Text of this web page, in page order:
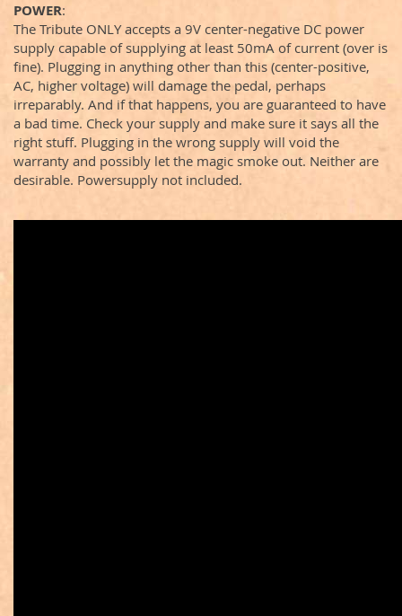
POWER:
The Tribute ONLY accepts a 9V center-negative DC power
supply capable of supplying at least 50mA of current (over is
fine). Plugging in anything other than this (center-positive,
AC, higher voltage) will damage the pedal, perhaps
irreparably. And if that happens, you are guaranteed to have
a bad time. Check your supply and make sure it says all the
right stuff. Plugging in the wrong supply will void the
warranty and possibly let the magic smoke out. Neither are
desirable. Powersupply not included.